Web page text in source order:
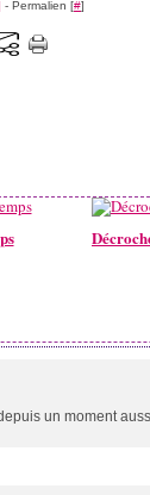
- Permalien [#]
un moment